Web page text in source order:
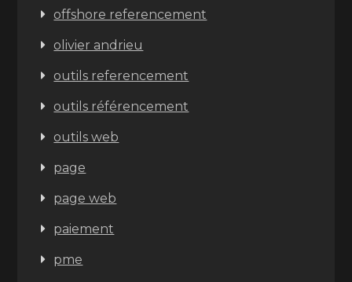
offshore referencement
olivier andrieu
outils referencement
outils référencement
outils web
page
page web
paiement
pme